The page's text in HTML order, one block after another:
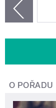
O POŘADU